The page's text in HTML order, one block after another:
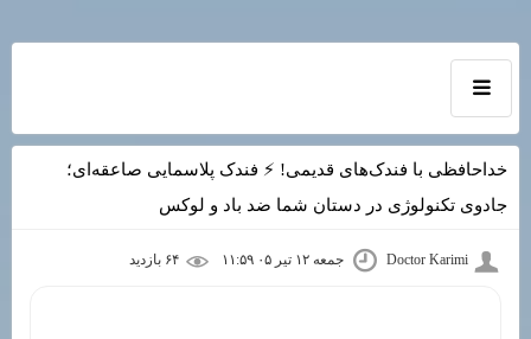
خداحافظی با فندک‌های قدیمی! ⚡ فندک پلاسمایی صاعقه‌ای؛
جادوی تکنولوژی در دستان شما ضد باد و لوکس
Doctor Karimi جمعه ۱۲ تیر ۰۵ ۱۱:۵۹